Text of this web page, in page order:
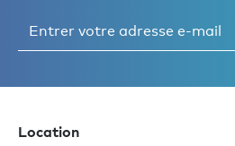
Location